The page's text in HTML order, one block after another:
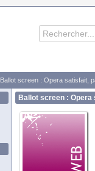
Ballot screen : Opera satisfait,
Ballot screen :